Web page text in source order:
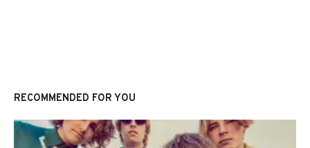
RECOMMENDED FOR YOU